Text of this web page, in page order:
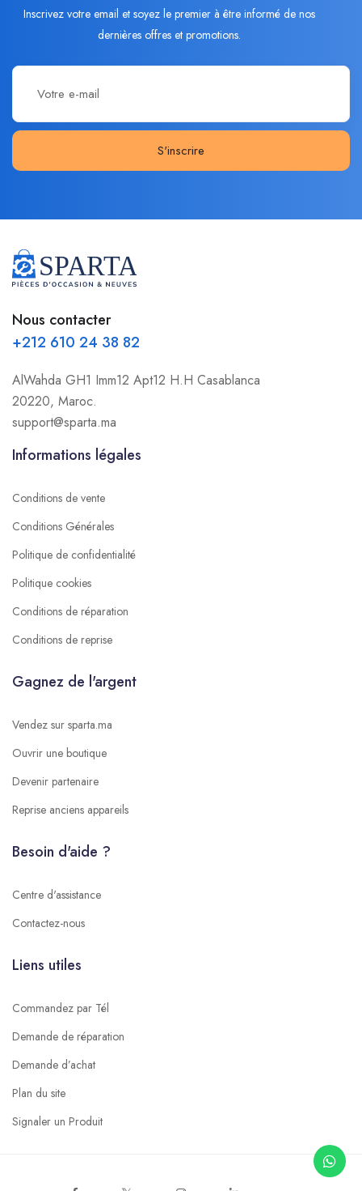
Inscrivez votre email et soyez le premier à être informé de nos
dernières offres et promotions.
S'inscrire
Nous contacter
+212 610 24 38 82
AlWahda GH1 Imm12 Apt12 H.H Casablanca
20220, Maroc.
support@sparta.ma
Informations légales
Conditions de vente
Conditions Générales
Politique de confidentialité
Politique cookies
Conditions de réparation
Conditions de reprise
Gagnez de l'argent
Vendez sur sparta.ma
Ouvrir une boutique
Devenir partenaire
Reprise anciens appareils
Besoin d'aide ?
Centre d'assistance
Contactez-nous
Liens utiles
Commandez par Tél
Demande de réparation
Demande d’achat
Plan du site
Signaler un Produit